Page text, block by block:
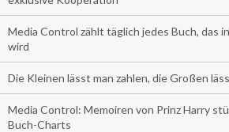
Media Control zählt täglich jedes Buch, das
wird
Die Kleinen lässt man zahlen, die Großen
Media Control: Memoiren von Prinz Harry
Buch-Charts